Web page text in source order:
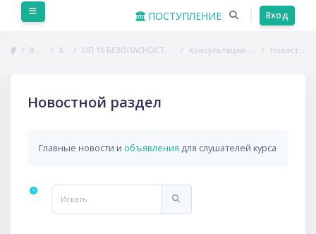
Перейти к основному содержанию
ПОСТУПЛЕНИЕ Вход
В начало Курсы ОП.10 БЕЗОПАСНОСТЬ ЖИЗНЕДЕЯТЕЛЬНОСТИ Консультации и взаимодействие Новостной раздел
Новостной раздел
Главные новости и объявления для слушателей курса
Искать